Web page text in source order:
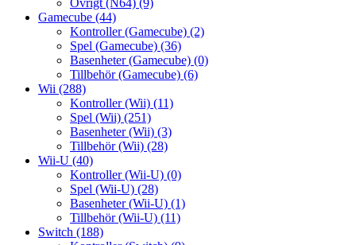
Övrigt (N64) (9)
Gamecube (44)
Kontroller (Gamecube) (2)
Spel (Gamecube) (36)
Basenheter (Gamecube) (0)
Tillbehör (Gamecube) (6)
Wii (288)
Kontroller (Wii) (11)
Spel (Wii) (251)
Basenheter (Wii) (3)
Tillbehör (Wii) (28)
Wii-U (40)
Kontroller (Wii-U) (0)
Spel (Wii-U) (28)
Basenheter (Wii-U) (1)
Tillbehör (Wii-U) (11)
Switch (188)